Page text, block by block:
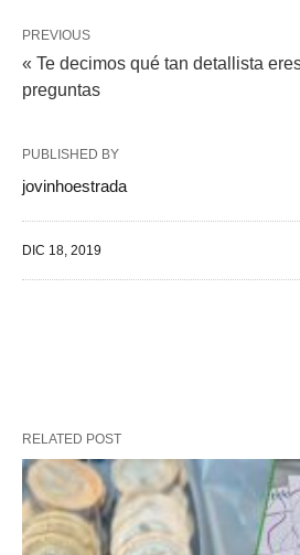
PREVIOUS
« Te decimos qué tan detallista
preguntas
PUBLISHED BY
jovinhoestrada
DIC 18, 2019
RELATED POST